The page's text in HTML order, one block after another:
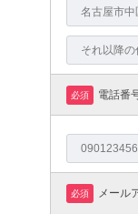
必須 電話番
必須 メール